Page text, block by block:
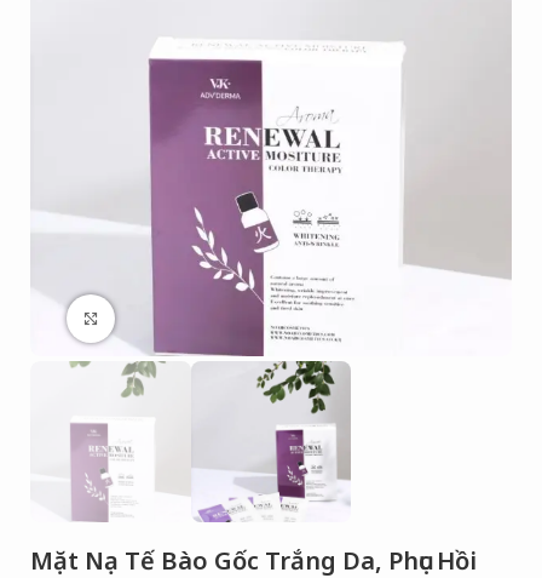
Mặt Nạ Tế Bào Gốc Trắng Da, Phục Hồi